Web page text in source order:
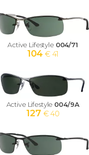
Active Lifestyle 004/71
104 € 41
Active Lifestyle 004/9A
127 € 40